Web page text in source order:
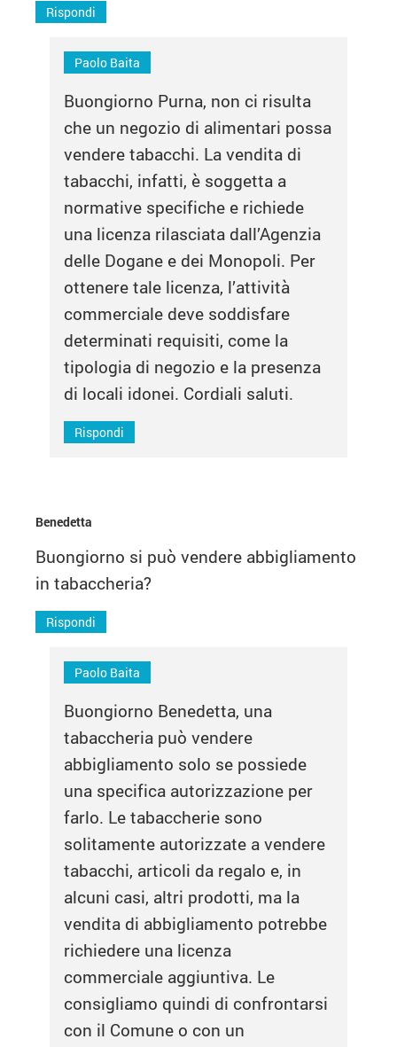
Rispondi
Paolo Baita
Buongiorno Purna, non ci risulta
che un negozio di alimentari possa
vendere tabacchi. La vendita di
tabacchi, infatti, è soggetta a
normative specifiche e richiede
una licenza rilasciata dall’Agenzia
delle Dogane e dei Monopoli. Per
ottenere tale licenza, l’attività
commerciale deve soddisfare
determinati requisiti, come la
tipologia di negozio e la presenza
di locali idonei. Cordiali saluti.
Rispondi
Benedetta
Buongiorno si può vendere abbigliamento
in tabaccheria?
Rispondi
Paolo Baita
Buongiorno Benedetta, una
tabaccheria può vendere
abbigliamento solo se possiede
una specifica autorizzazione per
farlo. Le tabaccherie sono
solitamente autorizzate a vendere
tabacchi, articoli da regalo e, in
alcuni casi, altri prodotti, ma la
vendita di abbigliamento potrebbe
richiedere una licenza
commerciale aggiuntiva. Le
consigliamo quindi di confrontarsi
con il Comune o con un